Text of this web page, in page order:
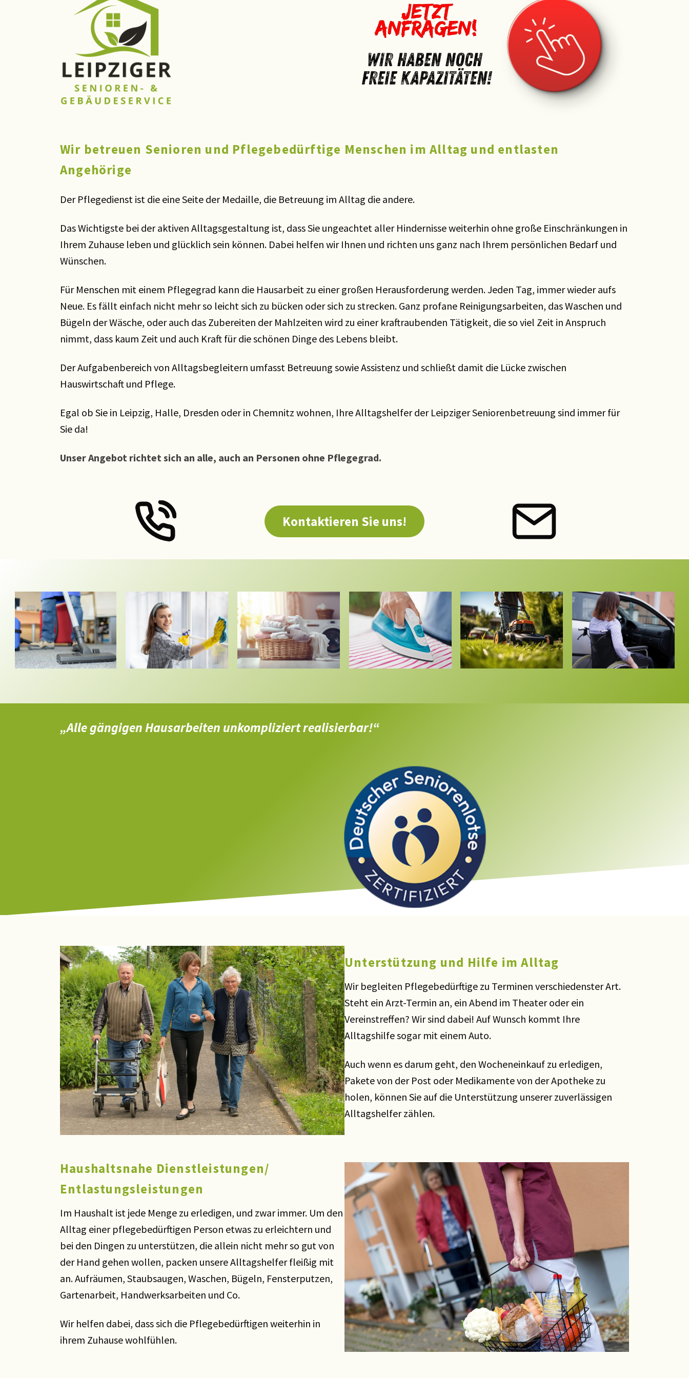
Wir betreuen Senioren und Pflegebedürftige Menschen im Alltag und entlasten
Angehörige
Der Pflegedienst ist die eine Seite der Medaille, die Betreuung im Alltag die andere.
Das Wichtigste bei der aktiven Alltagsgestaltung ist, dass Sie ungeachtet aller Hindernisse weiterhin ohne große Einschränkungen in
Ihrem Zuhause leben und glücklich sein können. Dabei helfen wir Ihnen und richten uns ganz nach Ihrem persönlichen Bedarf und
Wünschen.
Für Menschen mit einem Pflegegrad kann die Hausarbeit zu einer großen Herausforderung werden. Jeden Tag, immer wieder aufs
Neue. Es fällt einfach nicht mehr so leicht sich zu bücken oder sich zu strecken. Ganz profane Reinigungsarbeiten, das Waschen und
Bügeln der Wäsche, oder auch das Zubereiten der Mahlzeiten wird zu einer kraftraubenden Tätigkeit, die so viel Zeit in Anspruch
nimmt, dass kaum Zeit und auch Kraft für die schönen Dinge des Lebens bleibt.
Der Aufgabenbereich von Alltagsbegleitern umfasst Betreuung sowie Assistenz und schließt damit die Lücke zwischen
Hauswirtschaft und Pflege.
Egal ob Sie in Leipzig, Halle, Dresden oder in Chemnitz wohnen, Ihre Alltagshelfer der Leipziger Seniorenbetreuung sind immer für
Sie da!
Unser Angebot richtet sich an alle, auch an Personen ohne Pflegegrad.
Kontaktieren Sie uns!
„Alle gängigen Hausarbeiten unkompliziert realisierbar!“
Unterstützung und Hilfe im Alltag
Wir begleiten Pflegebedürftige zu Terminen verschiedenster Art.
Steht ein Arzt-Termin an, ein Abend im Theater oder ein
Vereinstreffen? Wir sind dabei! Auf Wunsch kommt Ihre
Alltagshilfe sogar mit einem Auto.
Auch wenn es darum geht, den Wocheneinkauf zu erledigen,
Pakete von der Post oder Medikamente von der Apotheke zu
holen, können Sie auf die Unterstützung unserer zuverlässigen
Alltagshelfer zählen.
Haushaltsnahe Dienstleistungen/
Entlastungsleistungen
Im Haushalt ist jede Menge zu erledigen, und zwar immer. Um den
Alltag einer pflegebedürftigen Person etwas zu erleichtern und
bei den Dingen zu unterstützen, die allein nicht mehr so gut von
der Hand gehen wollen, packen unsere Alltagshelfer fleißig mit
an. Aufräumen, Staubsaugen, Waschen, Bügeln, Fensterputzen,
Gartenarbeit, Handwerksarbeiten und Co.
Wir helfen dabei, dass sich die Pflegebedürftigen weiterhin in
ihrem Zuhause wohlfühlen.